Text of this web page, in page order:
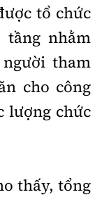
tổ chức
tầng nhằm
tham
cho công
lượng chức
thấy, tổng